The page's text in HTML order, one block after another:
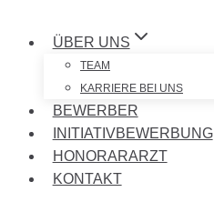
ÜBER UNS
TEAM
KARRIERE BEI UNS
BEWERBER
INITIATIVBEWERBUNG
HONORARARZT
KONTAKT